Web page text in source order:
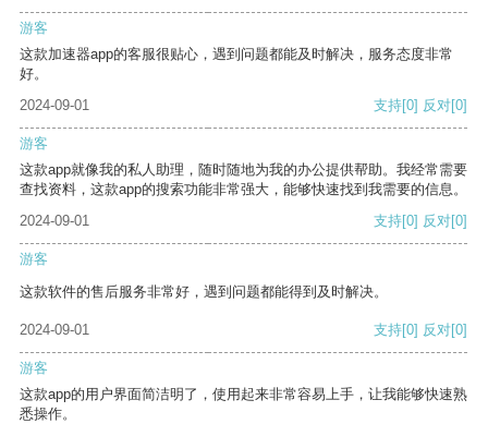
游客
这款加速器app的客服很贴心，遇到问题都能及时解决，服务态度非常
好。
2024-09-01
支持[0] 反对[0]
游客
这款app就像我的私人助理，随时随地为我的办公提供帮助。我经常需要
查找资料，这款app的搜索功能非常强大，能够快速找到我需要的信息。
2024-09-01
支持[0] 反对[0]
游客
这款软件的售后服务非常好，遇到问题都能得到及时解决。
2024-09-01 支持[0] 反对[0]
游客
这款app的用户界面简洁明了，使用起来非常容易上手，让我能够快速熟
悉操作。